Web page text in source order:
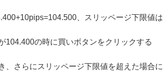
、スリッページ下限値は
104.400の時に買いボタンをクリックする
、さらにスリッページ下限値を超えた場合に